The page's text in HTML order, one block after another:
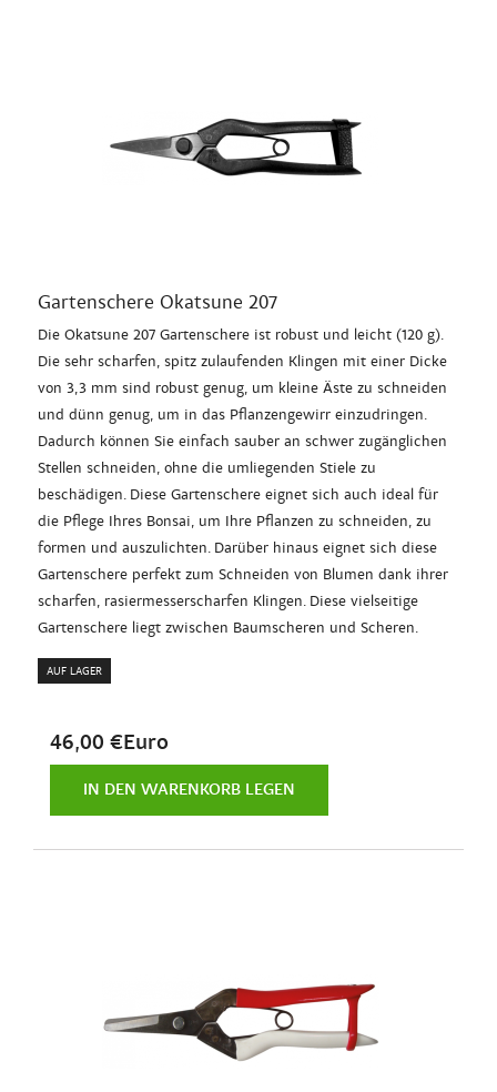
Gartenschere Okatsune 207
Die Okatsune 207 Gartenschere ist robust und leicht (120 g).
Die sehr scharfen, spitz zulaufenden Klingen mit einer Dicke
von 3,3 mm sind robust genug, um kleine Äste zu schneiden
und dünn genug, um in das Pflanzengewirr einzudringen.
Dadurch können Sie einfach sauber an schwer zugänglichen
Stellen schneiden, ohne die umliegenden Stiele zu
beschädigen. Diese Gartenschere eignet sich auch ideal für
die Pflege Ihres Bonsai, um Ihre Pflanzen zu schneiden, zu
formen und auszulichten. Darüber hinaus eignet sich diese
Gartenschere perfekt zum Schneiden von Blumen dank ihrer
scharfen, rasiermesserscharfen Klingen. Diese vielseitige
Gartenschere liegt zwischen Baumscheren und Scheren.
AUF LAGER
46,00 €Euro
IN DEN WARENKORB LEGEN